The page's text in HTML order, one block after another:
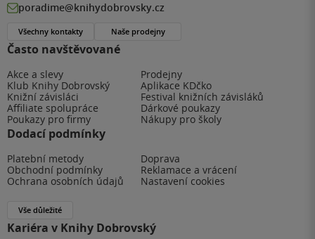
Často navštěvované
Akce a slevy
Prodejny
Klub Knihy Dobrovský
Aplikace KDčko
Knižní závisláci
Festival knižních závisláků
Affiliate spolupráce
Dárkové poukazy
Poukazy pro firmy
Nákupy pro školy
Dodací podmínky
Platební metody
Doprava
Obchodní podmínky
Reklamace a vrácení
Ochrana osobních údajů
Nastavení cookies
Vše důležité
Kariéra v Knihy Dobrovský
poradime@knihydobrovsky.cz
Všechny kontakty Naše prodejny